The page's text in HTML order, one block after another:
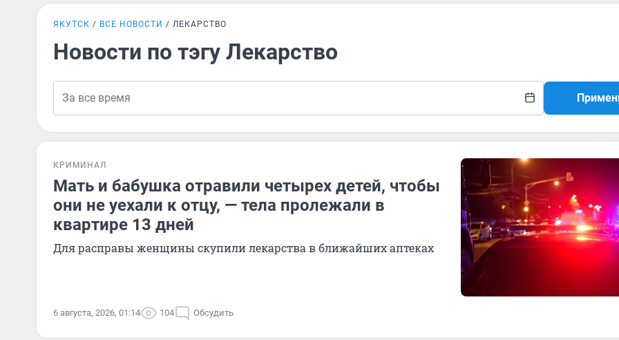
ЯКУТСК ВСЕ НОВОСТИ ЛЕКАРСТВО
Новости по тэгу Лекарство
КРИМИНАЛ
Мать и бабушка отравили четырех детей, чтобы
они не уехали к отцу, — тела пролежали в
квартире 13 дней
Для расправы женщины скупили лекарства в ближайших аптеках
6 августа, 2026, 01:14 104 Обсудить